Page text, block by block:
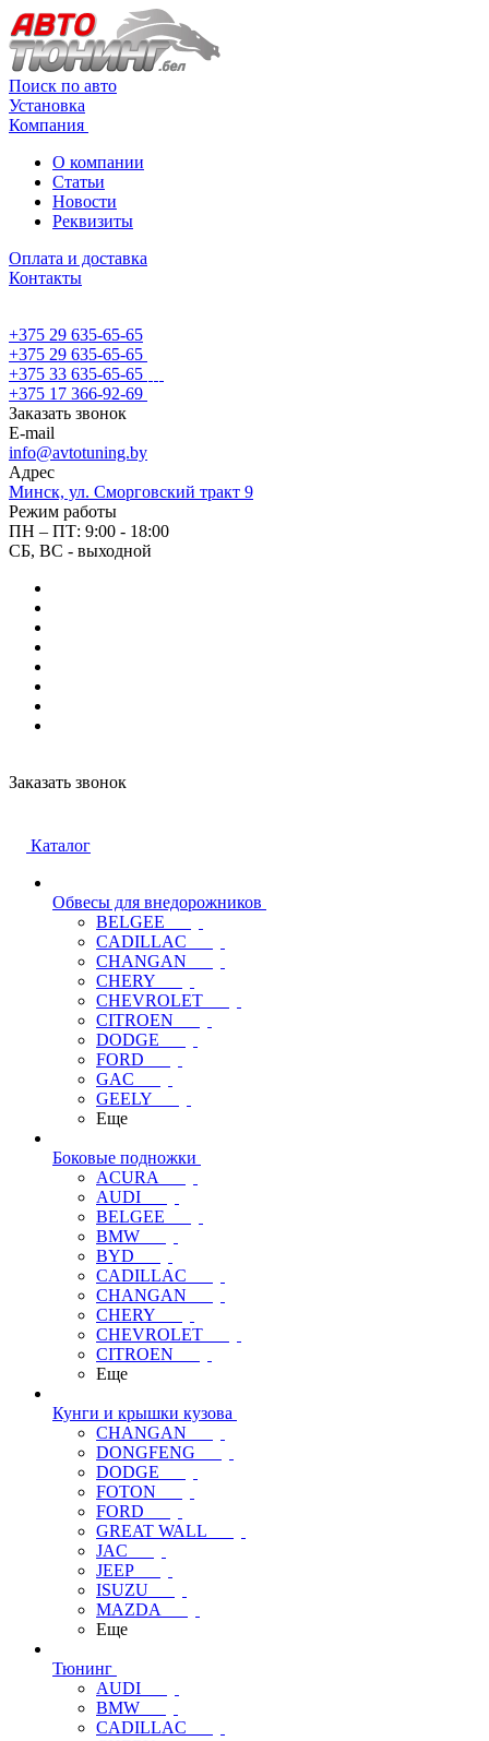
Поиск по авто
Установка
Компания
О компании
Статьи
Новости
Реквизиты
Оплата и доставка
Контакты
+375 29 635-65-65
+375 29 635-65-65
+375 33 635-65-65
+375 17 366-92-69
Заказать звонок
E-mail
info@avtotuning.by
Адрес
Минск, ул. Сморговский тракт 9
Режим работы
ПН – ПТ: 9:00 - 18:00
СБ, ВС - выходной
Заказать звонок
Каталог
Обвесы для внедорожников
BELGEE
CADILLAC
CHANGAN
CHERY
CHEVROLET
CITROEN
DODGE
FORD
GAC
GEELY
Еще
Боковые подножки
ACURA
AUDI
BELGEE
BMW
BYD
CADILLAC
CHANGAN
CHERY
CHEVROLET
CITROEN
Еще
Кунги и крышки кузова
CHANGAN
DONGFENG
DODGE
FOTON
FORD
GREAT WALL
JAC
JEEP
ISUZU
MAZDA
Еще
Тюнинг
AUDI
BMW
CADILLAC